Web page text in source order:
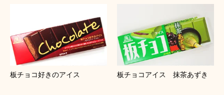
板チョコ好きのアイス 板チョコアイス 抹茶あずき